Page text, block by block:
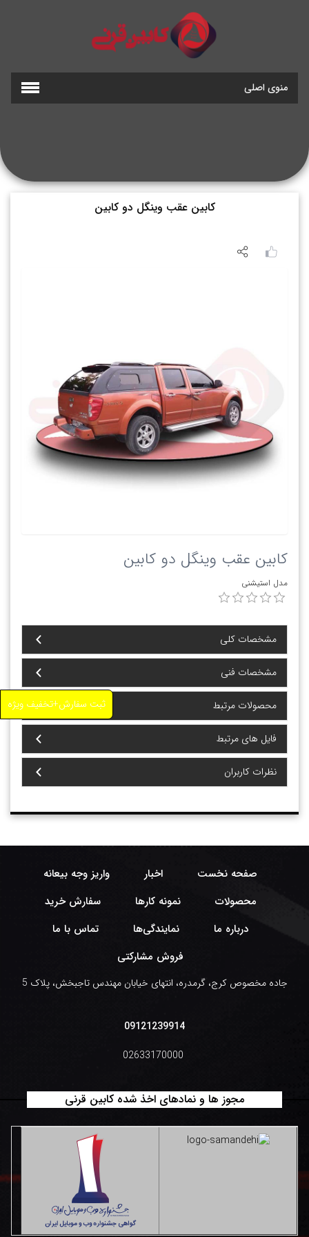
منوی اصلی
کابین عقب وینگل دو کابین
کابین عقب وینگل دو کابین
مدل استیشنی
مشخصات کلی
مشخصات فنی
محصولات مرتبط
فایل های مرتبط
نظرات کاربران
صفحه نخست اخبار
واریز وجه بیعانه
محصولات
نمونه کارها
سفارش خرید
درباره ما
نمایندگی‌ها
تماس با ما
فروش مشارکتی
جاده مخصوص کرج، گرمدره، انتهای خیابان مهندس تاجبخش، پلاک 5
09121239914
02633170000
مجوز ها و نمادهای اخذ شده کابین قرنی
ثبت سفارش+تخفیف ویژه